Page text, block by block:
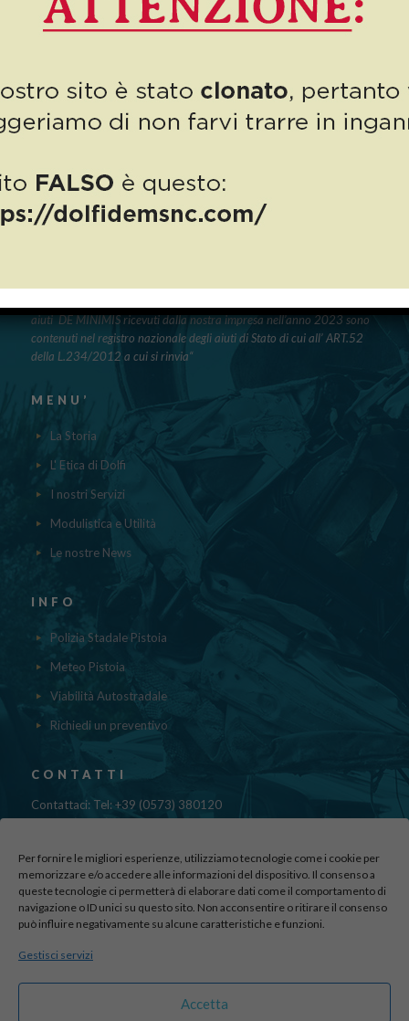
Per fornire le migliori esperienze, utilizziamo tecnologie come i cookie per
memorizzare e/o accedere alle informazioni del dispositivo. Il consenso a
queste tecnologie ci permetterà di elaborare dati come il comportamento di
navigazione o ID unici su questo sito. Non acconsentire o ritirare il consenso
può influire negativamente su alcune caratteristiche e funzioni.
Gestisci servizi
Accetta
aiuti DE MINIMIS ricevuti dalla nostra impresa nell’anno 2023 sono
contenuti nel registro nazionale degli aiuti di Stato di cui all’ ART.52
della L.234/2012 a cui si rinvia“
MENU’
La Storia
L' Etica di Dolfi
I nostri Servizi
Modulistica e Utilità
Le nostre News
INFO
Polizia Stadale Pistoia
Meteo Pistoia
Viabilità Autostradale
Richiedi un preventivo
CONTATTI
Contattaci: Tel: +39 (0573) 380120
Fax: 39 (0573) 985420
Via di Canapale, 10
51100 PISTOIA
Find us here:
sito realizzato da